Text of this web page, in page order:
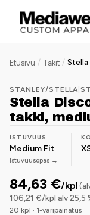
Etusivu / Takit /
STANLEY/STELLA |
Stella
takki,
ISTUVUUS
Medium Fit
Istuvuusopas →
84,63 €/kpl
106,21 €/kpl alv 25,5
20 kpl · 1-väripainatus